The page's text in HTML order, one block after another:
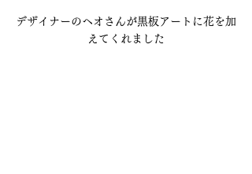
デザイナーのヘオさんが黒板アートに花を加
えてくれました